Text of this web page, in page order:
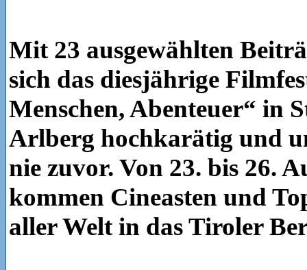
Mit 23 ausgewählten
sich das diesjährige
Menschen, Abenteuer“ in
Arlberg hochkarätig und
nie zuvor. Von 23. bis 26.
kommen Cineasten und
aller Welt in das Tiroler